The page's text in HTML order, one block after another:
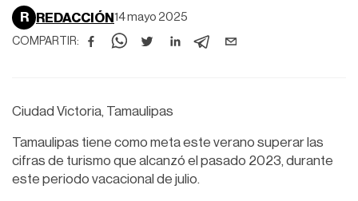
R REDACCIÓN 14 mayo 2025
COMPARTIR:
Ciudad Victoria, Tamaulipas
Tamaulipas tiene como meta este verano superar las
cifras de turismo que alcanzó el pasado 2023, durante
este periodo vacacional de julio.